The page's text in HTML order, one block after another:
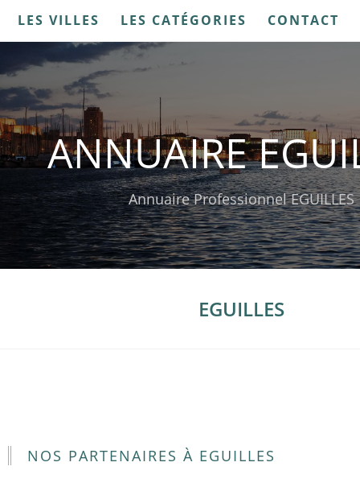
LES VILLES LES CATÉGORIES CONTACT
ANNUAIRE
Annuaire Professionnel EGUILLES
EGUILLES
NOS PARTENAIRES À EGUILLES